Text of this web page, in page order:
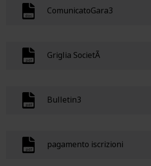
ComunicatoGara3
Griglia SocietÃ
Bulletin3
pagamento iscrizioni